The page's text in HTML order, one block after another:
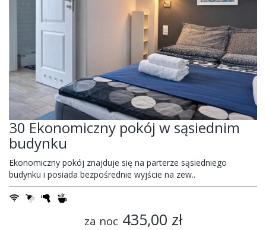
30 Ekonomiczny pokój w sąsiednim
budynku
Ekonomiczny pokój znajduje się na parterze sąsiedniego
budynku i posiada bezpośrednie wyjście na zew..
za noc 435,00 zł